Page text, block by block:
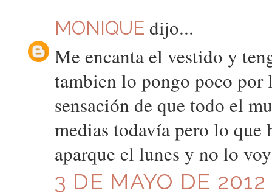
MONIQUE dijo...
Me encanta el vestido y
tambien lo pongo poco por
sensación de que todo el
medias todavía pero lo
aparque el lunes y no lo
3 DE MAYO DE